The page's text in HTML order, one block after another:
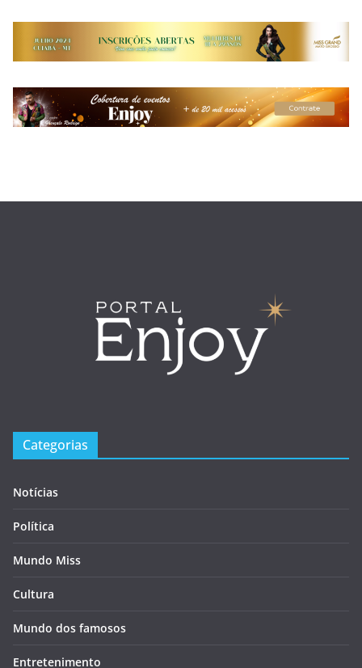
Categorias
Notícias
Política
Mundo Miss
Cultura
Mundo dos famosos
Entretenimento